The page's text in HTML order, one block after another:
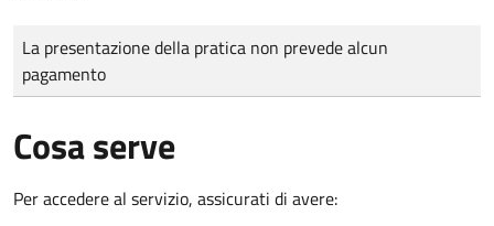
Tipo di pagamento
Importo
La presentazione della pratica non prevede alcun
pagamento
Cosa serve
Per accedere al servizio, assicurati di avere: